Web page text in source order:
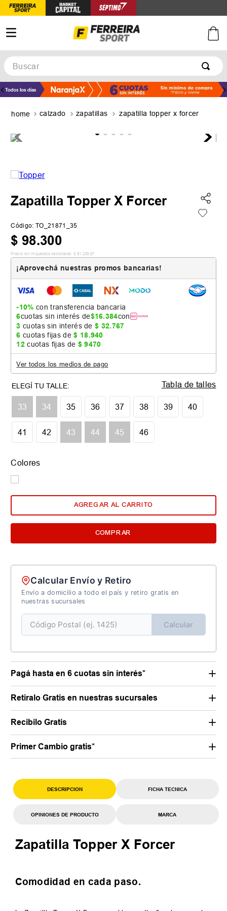
Buscar
calzado zapatillas zapatilla topper x forcer
Zapatilla Topper X Forcer
Código: TO_21871_35
$ 98.300
Precio sin impuestos nacionales: $ 81 239 67
¡Aprovechá nuestras promos bancarias!
-10% con transferencia bancaria
6cuotas sin interés de$16.384con
3 cuotas sin interés de$ 32.767
6 cuotas fijas de$ 18.940
12 cuotas fijas de $ 9470
Ver todos los medios de pago
33 34 35 36 37 38 39 40
41 42 43 44 45 46
Tabla de talles
Colores
AGREGAR AL CARRITO
COMPRAR
Calcular Envío y Retiro
Envío a domicilio a todo el país y retiro gratis en
nuestras sucursales
Calcular
Pagá hasta en 6 cuotas sin interés*
Retiralo Gratis en nuestras sucursales
Recibilo Gratis
Primer Cambio gratis*
DESCRIPCION FICHA TECNICA
OPINIONES DE PRODUCTO MARCA
Zapatilla Topper X Forcer
Comodidad en cada paso.
TÉRMINOS MÁS BUSCADOS
3.
5. zapatillas adidas